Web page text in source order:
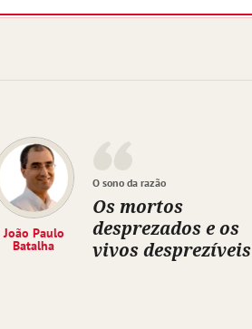
João Paulo
Batalha
O sono da razão
Os mortos
desprezados e os
vivos desprezíveis